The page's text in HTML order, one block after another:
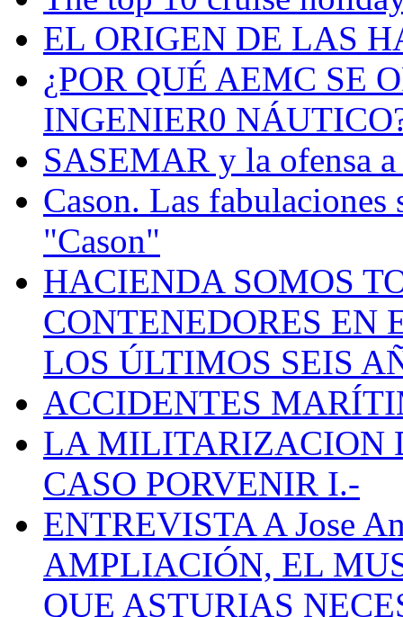
EL ORIGEN DE LAS
¿POR QUÉ AEMC SE
INGENIER0
SASEMAR y la ofensa a
Cason. Las fabulaciones
"Cason"
HACIENDA SOMOS
CONTENEDORES EN
LOS ÚLTIMOS SEIS
ACCIDENTES
LA MILITARIZACION
CASO PORVENIR I.-
ENTREVISTA A Jose
AMPLIACIÓN, EL
QUE ASTURIAS